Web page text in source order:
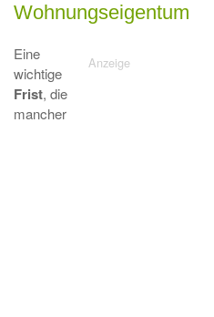
Wohnungseigentum
Eine
wichtige
Frist, die
mancher